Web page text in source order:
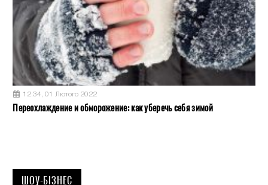
12:34, 01 Лютого 2022
Переохлаждение и обморожение: как уберечь себя зимой
ШОУ-БІЗНЕС